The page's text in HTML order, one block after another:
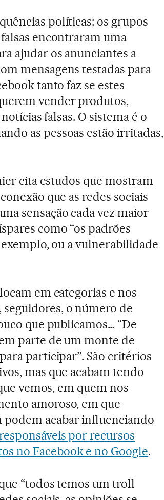
políticas: os grupos
encontraram uma
ajudar os anunciantes a
mensagens testadas para
tanto faz se estes
vender produtos,
falsas. O sistema é o
as pessoas estão irritadas,
cita estudos que mostram
que as redes sociais
sensação cada vez maior
como “os padrões
ou a vulnerabilidade
em categorias e nos
o número de
que publicamos… “De
parte de um monte de
participar”. São critérios
mas que acabam tendo
vemos, em quem nos
amoroso, em que
podem acabar influenciando
por recursos
no Facebook e no Google.
“todos temos um troll